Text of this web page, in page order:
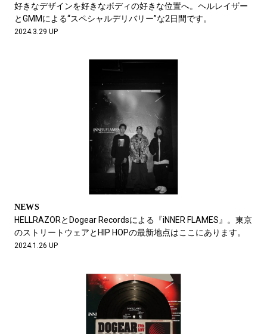
好きなデザインを好きなボディの好きな位置へ。ヘルレイザー
とGMMによる“スペシャルデリバリー”な2日間です。
2024.3.29 UP
NEWS
HELLRAZORとDogear Recordsによる『iNNER FLAMES』。東京
のストリートウェアとHIP HOPの最新地点はここにあります。
2024.1.26 UP